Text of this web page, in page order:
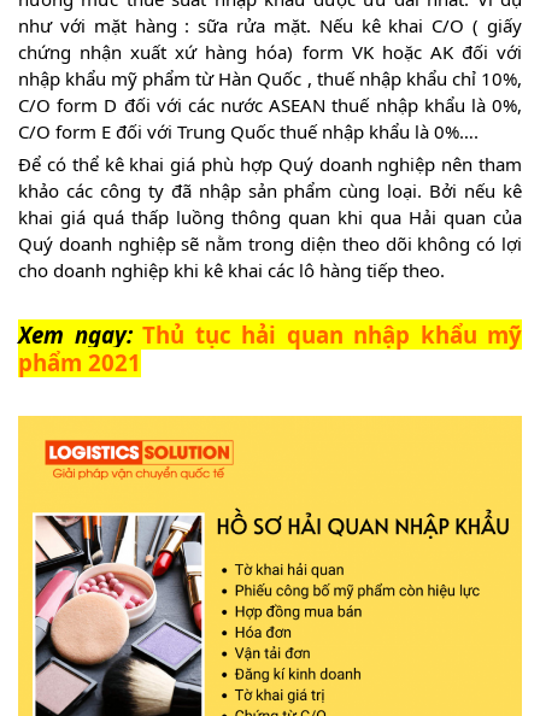
như với mặt hàng : sữa rửa mặt. Nếu kê khai C/O ( giấy
chứng nhận xuất xứ hàng hóa) form VK hoặc AK đối với
nhập khẩu mỹ phẩm từ Hàn Quốc , thuế nhập khẩu chỉ 10%,
C/O form D đối với các nước ASEAN thuế nhập khẩu là 0%,
C/O form E đối với Trung Quốc thuế nhập khẩu là 0%….
Để có thể kê khai giá phù hợp Quý doanh nghiệp nên tham
khảo các công ty đã nhập sản phẩm cùng loại. Bởi nếu kê
khai giá quá thấp luồng thông quan khi qua Hải quan của
Quý doanh nghiệp sẽ nằm trong diện theo dõi không có lợi
cho doanh nghiệp khi kê khai các lô hàng tiếp theo.
Xem ngay: Thủ tục hải quan nhập khẩu mỹ
phẩm 2021